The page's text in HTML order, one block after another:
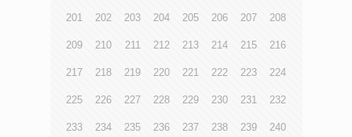
201 202 203 204 205 206 207 208
209 210 211 212 213 214 215 216
217 218 219 220 221 222 223 224
225 226 227 228 229 230 231 232
233 234 235 236 237 238 239 240